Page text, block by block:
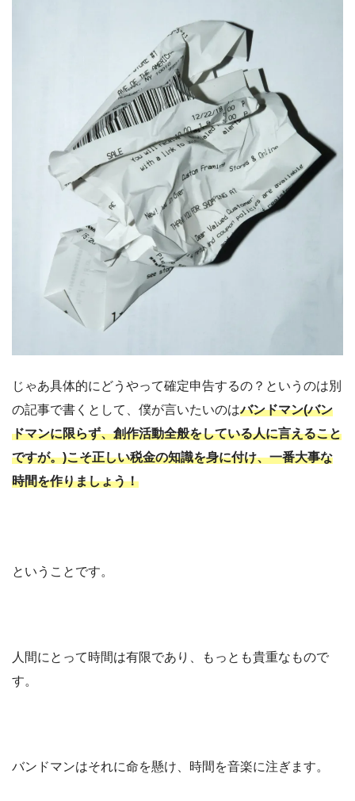
じゃあ具体的にどうやって確定申告するの？というのは別
の記事で書くとして、 僕が言いたいのはバンドマン(バン
ドマンに限らず、創作活動全般をしている人に言えること
ですが。)こそ正しい税金の知識を身に付け、一番大事な
時間を作りましょう！
ということです。
人間にとって時間は有限であり、もっとも貴重なもので
す。
バンドマンはそれに命を懸け、時間を音楽に注ぎます。